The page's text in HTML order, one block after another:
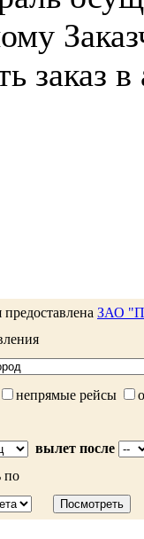
заказ
ЗАО
непрямые рейсы
вылет после
по